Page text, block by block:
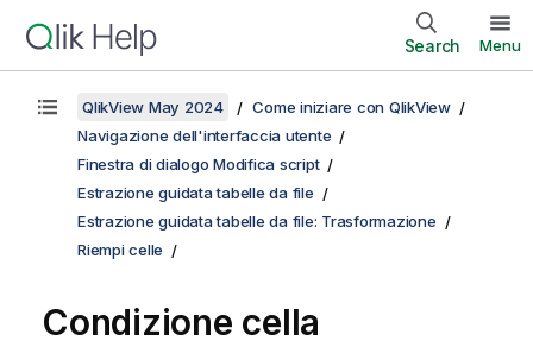
Search Menu
QlikView May 2024
Come iniziare con QlikView
Navigazione dell'interfaccia utente
Finestra di dialogo Modifica script
Estrazione guidata tabelle da file
Estrazione guidata tabelle da file: Trasformazione
Riempi celle
Condizione cella